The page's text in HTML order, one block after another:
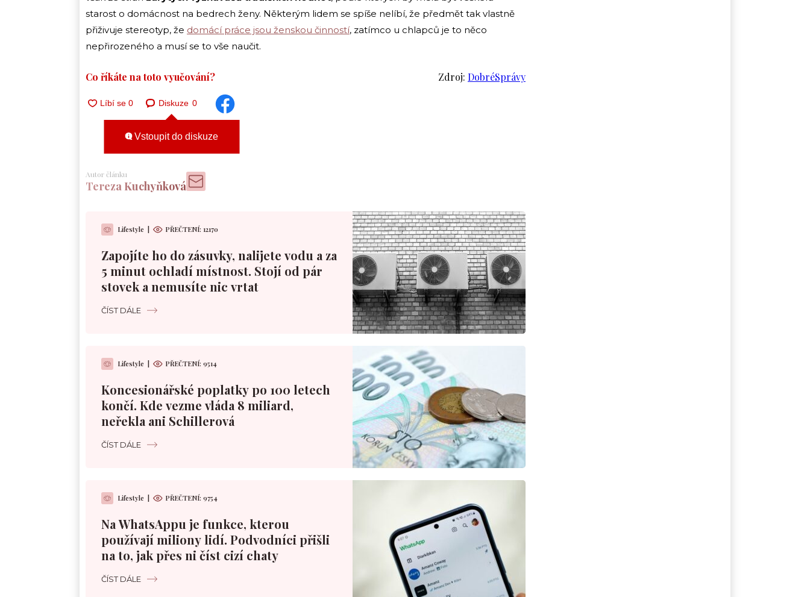
starost o domácnost na bedrech ženy. Některým lidem se spíše nelíbí, že předmět tak vlastně
přiživuje stereotyp, že domácí práce jsou ženskou činností, zatímco u chlapců je to něco
nepřirozeného a musí se to vše naučit.
Co říkáte na toto vyučování? Zdroj: DobréSprávy
Diskuze 0
Vstoupit do diskuze
Autor článku
Tereza Kuchyňková
Lifestyle PŘEČTENÍ: 12170
Zapojíte ho do zásuvky, nalijete vodu a za
5 minut ochladí místnost. Stojí od pár
stovek a nemusíte nic vrtat
ČÍST DÁLE
Lifestyle PŘEČTENÍ: 9514
Koncesionářské poplatky po 100 letech
končí. Kde vezme vláda 8 miliard,
neřekla ani Schillerová
ČÍST DÁLE
Lifestyle PŘEČTENÍ: 9754
Na WhatsAppu je funkce, kterou
používají miliony lidí. Podvodníci přišli
na to, jak přes ni číst cizí chaty
ČÍST DÁLE